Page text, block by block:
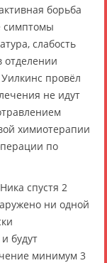
борьба
симптомы
слабость
отделении
провёл
не идут
химиотерапии
по
спустя 2
ни одной
будут
минимум 3